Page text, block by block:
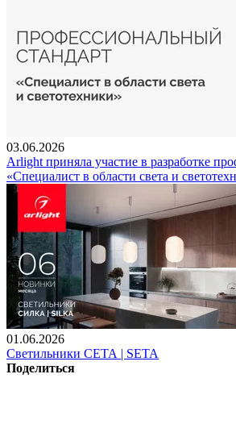
03.06.2026
Arlight приняла участие в разработке
«Специалист в области света и
01.06.2026
Светильники СЕТА | SETA
Поделиться